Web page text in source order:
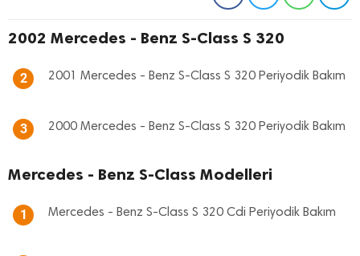
2002 Mercedes - Benz S-Class S 320
2 2001 Mercedes - Benz S-Class S 320 Periyodik Bakım
3 2000 Mercedes - Benz S-Class S 320 Periyodik Bakım
Mercedes - Benz S-Class Modelleri
1 Mercedes - Benz S-Class S 320 Cdi Periyodik Bakım